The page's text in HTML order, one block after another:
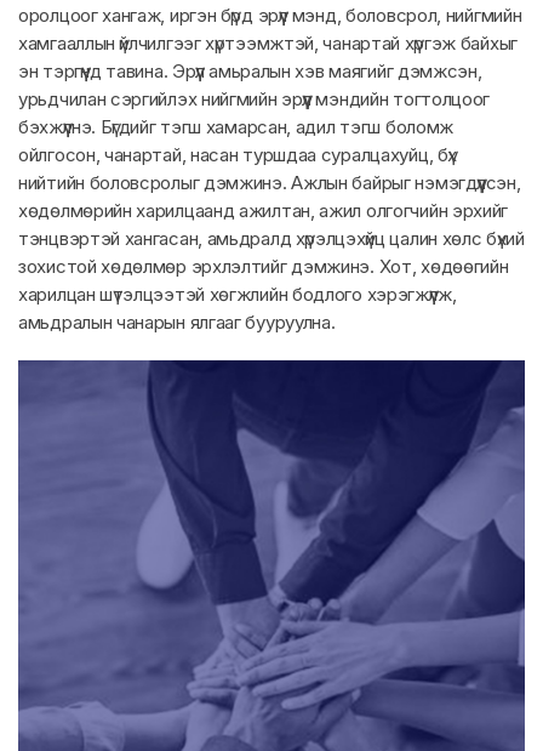
оролцоог хангаж, иргэн бүрд эрүүл мэнд, боловсрол, нийгмийн
хамгааллын үйлчилгээг хүртээмжтэй, чанартай хүргэж байхыг
эн тэргүүнд тавина. Эрүүл амьралын хэв маягийг дэмжсэн,
урьдчилан сэргийлэх нийгмийн эрүүл мэндийн тогтолцоог
бэхжүүлнэ. Бүгдийг тэгш хамарсан, адил тэгш боломж
ойлгосон, чанартай, насан туршдаа суралцахуйц, бүх
нийтийн боловсролыг дэмжинэ. Ажлын байрыг нэмэгдүүлсэн,
хөдөлмөрийн харилцаанд ажилтан, ажил олгогчийн эрхийг
тэнцвэртэй хангасан, амьдралд хүрэлцэхүйц цалин хөлс бүхий
зохистой хөдөлмөр эрхлэлтийг дэмжинэ. Хот, хөдөөгийн
харилцан шүтэлцээтэй хөгжлийн бодлого хэрэгжүүлж,
амьдралын чанарын ялгааг бууруулна.